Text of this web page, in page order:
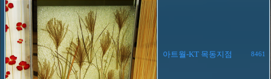
아트월-KT 목동지점 8461